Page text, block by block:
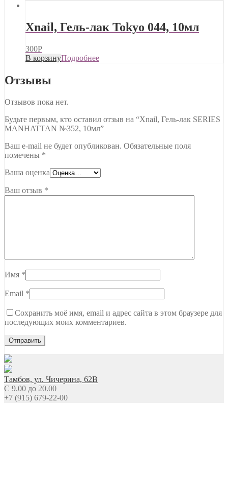
Xnail, Гель-лак Tokyo 044, 10мл
300Р
В корзинуПодробнее
Отзывы
Отзывов пока нет.
Будьте первым, кто оставил отзыв на “Xnail, Гель-лак SERIES
MANHATTAN №352, 10мл”
Ваш e-mail не будет опубликован. Обязательные поля
помечены *
Ваша оценка
Ваш отзыв *
Имя *
Email *
Сохранить моё имя, email и адрес сайта в этом браузере для
последующих моих комментариев.
Тамбов, ул. Чичерина, 62В
C 9.00 до 20.00
+7 (915) 679-22-00